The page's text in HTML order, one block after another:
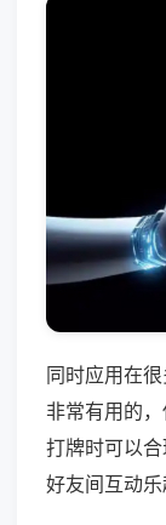
同时应用在
非常有用的
打牌时可以
好友间互动乐